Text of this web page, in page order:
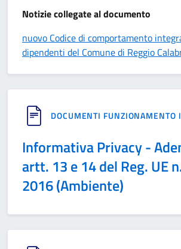
Notizie collegate al documento
nuovo Codice di comportamento
dipendenti del Comune di Reggio
DOCUMENTI FUNZIONAMENTO
Informativa Privacy -
artt. 13 e 14 del Reg. UE
2016 (Ambiente)